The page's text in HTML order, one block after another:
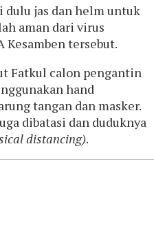
dulu jas dan helm untuk
aman dari virus
Kesamben tersebut.
Fatkul calon pengantin
hand
tangan dan masker.
dibatasi dan duduknya
distancing).